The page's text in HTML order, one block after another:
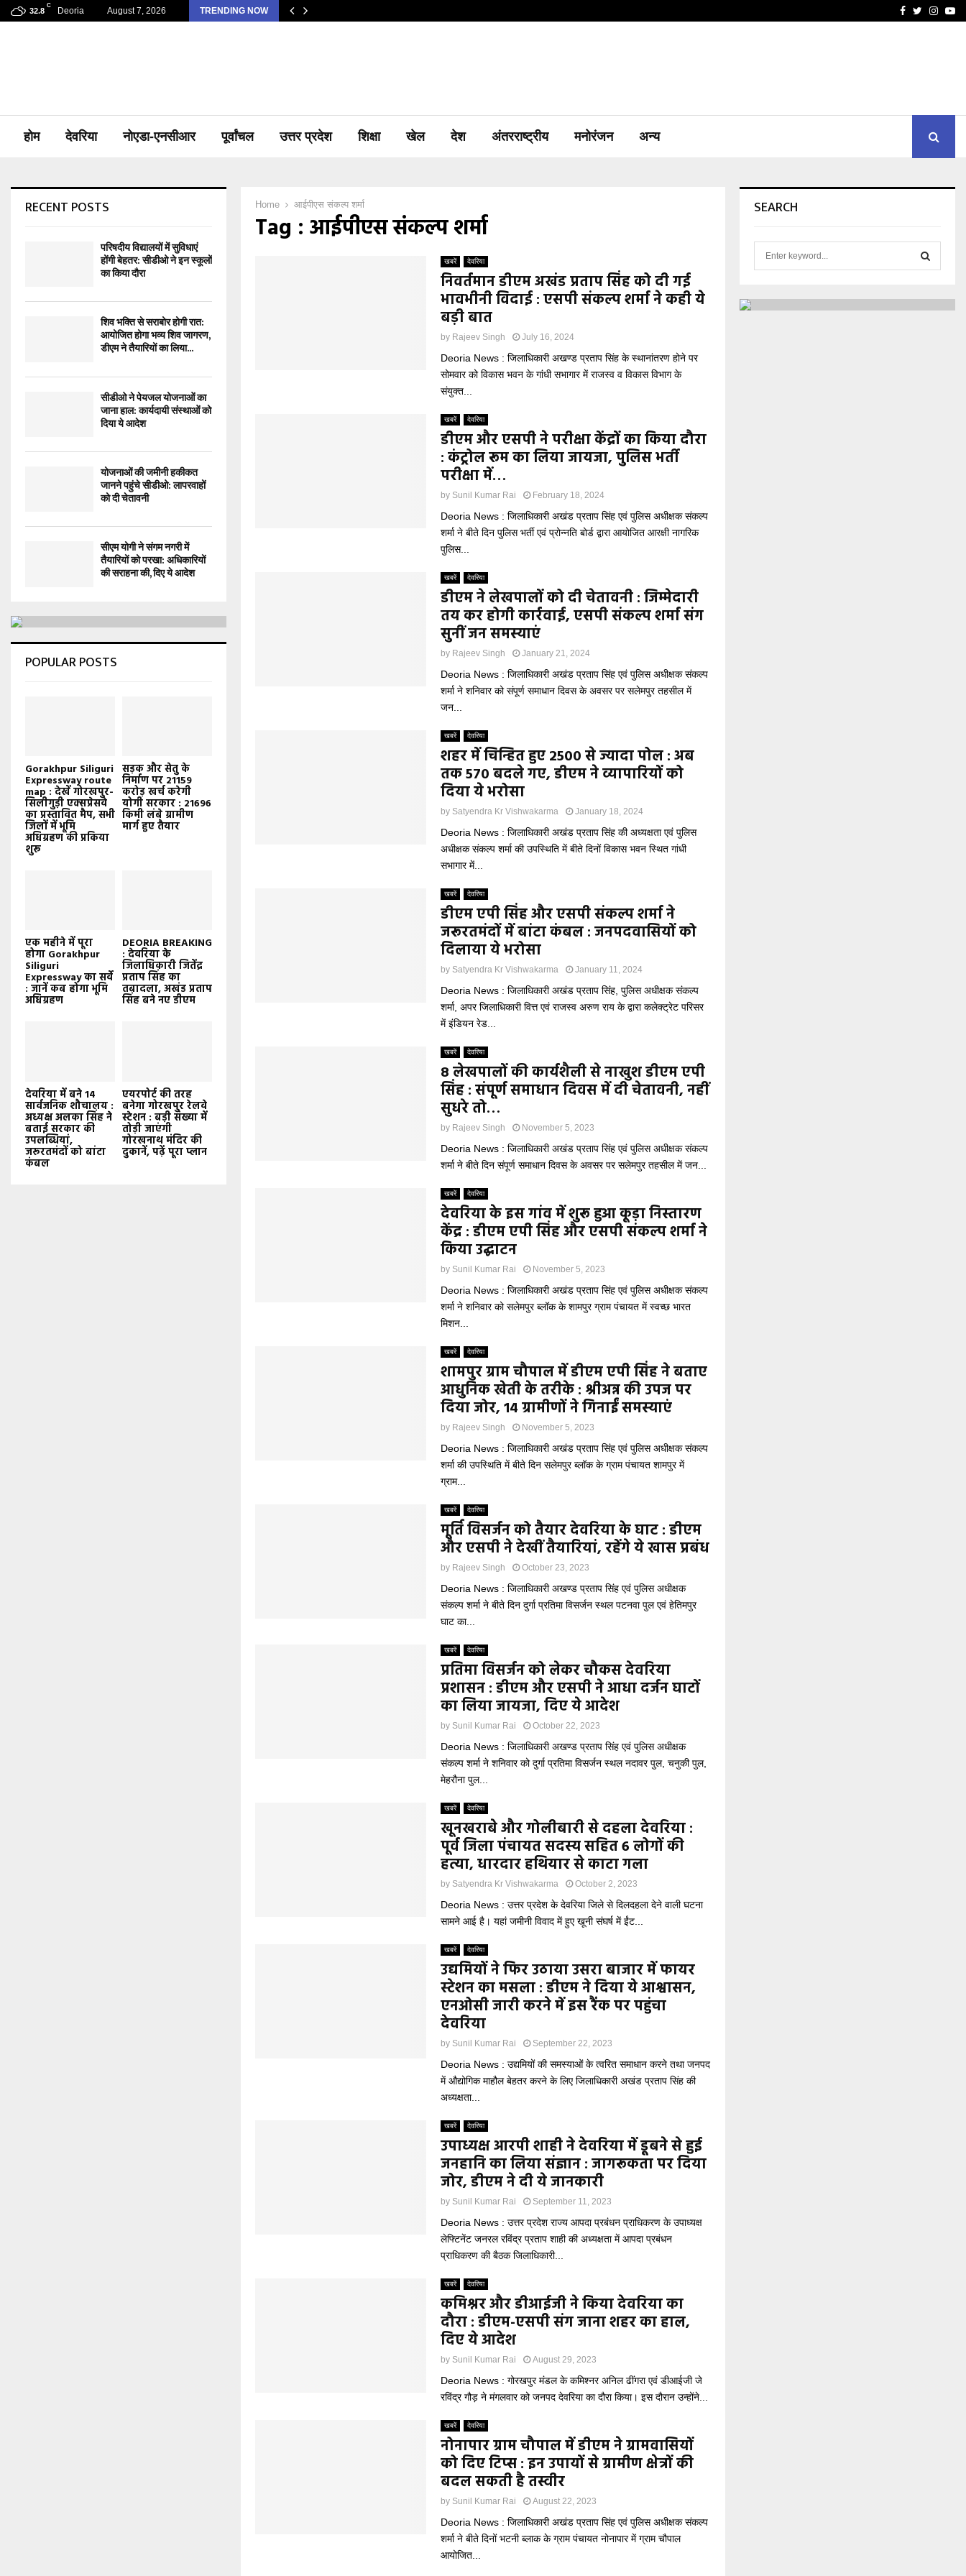
32.8
C
Deoria August 7, 2026 TRENDING NOW Facebook
Twitter
होम देवरिया नोएडा-एनसीआर पूर्वांचल उत्तर प्रदेश शिक्षा खेल देश अंतरराष्ट्रीय मनोरंजन अन्य
Home आईपीएस संकल्प शर्मा
Tag : आईपीएस संकल्प शर्मा
खबरें देवरिया
निवर्तमान डीएम अखंड प्रताप सिंह को दी गई
भावभीनी विदाई : एसपी संकल्प शर्मा ने कही ये
बड़ी बात
by Rajeev Singh July 16, 2024
Deoria News : जिलाधिकारी अखण्ड प्रताप सिंह के स्थानांतरण होने पर
सोमवार को विकास भवन के गांधी सभागार में राजस्व व विकास विभाग के
संयुक्त...
खबरें देवरिया
डीएम और एसपी ने परीक्षा केंद्रों का किया दौरा
: कंट्रोल रूम का लिया जायजा, पुलिस भर्ती
परीक्षा में…
by Sunil Kumar Rai February 18, 2024
Deoria News : जिलाधिकारी अखंड प्रताप सिंह एवं पुलिस अधीक्षक संकल्प
शर्मा ने बीते दिन पुलिस भर्ती एवं प्रोन्नति बोर्ड द्वारा आयोजित आरक्षी नागरिक
पुलिस...
खबरें देवरिया
डीएम ने लेखपालों को दी चेतावनी : जिम्मेदारी
तय कर होगी कार्रवाई, एसपी संकल्प शर्मा संग
सुनीं जन समस्याएं
by Rajeev Singh January 21, 2024
Deoria News : जिलाधिकारी अखंड प्रताप सिंह एवं पुलिस अधीक्षक संकल्प
शर्मा ने शनिवार को संपूर्ण समाधान दिवस के अवसर पर सलेमपुर तहसील में
जन...
खबरें देवरिया
शहर में चिन्हित हुए 2500 से ज्यादा पोल : अब
तक 570 बदले गए, डीएम ने व्यापारियों को
दिया ये भरोसा
by Satyendra Kr Vishwakarma January 18, 2024
Deoria News : जिलाधिकारी अखंड प्रताप सिंह की अध्यक्षता एवं पुलिस
अधीक्षक संकल्प शर्मा की उपस्थिति में बीते दिनों विकास भवन स्थित गांधी
सभागार में...
खबरें देवरिया
डीएम एपी सिंह और एसपी संकल्प शर्मा ने
जरूरतमंदों में बांटा कंबल : जनपदवासियों को
दिलाया ये भरोसा
by Satyendra Kr Vishwakarma January 11, 2024
Deoria News : जिलाधिकारी अखंड प्रताप सिंह, पुलिस अधीक्षक संकल्प
शर्मा, अपर जिलाधिकारी वित्त एवं राजस्व अरुण राय के द्वारा कलेक्ट्रेट परिसर
में इंडियन रेड...
खबरें देवरिया
8 लेखपालों की कार्यशैली से नाखुश डीएम एपी
सिंह : संपूर्ण समाधान दिवस में दी चेतावनी, नहीं
सुधरे तो…
by Rajeev Singh November 5, 2023
Deoria News : जिलाधिकारी अखंड प्रताप सिंह एवं पुलिस अधीक्षक संकल्प
शर्मा ने बीते दिन संपूर्ण समाधान दिवस के अवसर पर सलेमपुर तहसील में जन...
खबरें देवरिया
देवरिया के इस गांव में शुरू हुआ कूड़ा निस्तारण
केंद्र : डीएम एपी सिंह और एसपी संकल्प शर्मा ने
किया उद्घाटन
by Sunil Kumar Rai November 5, 2023
Deoria News : जिलाधिकारी अखंड प्रताप सिंह एवं पुलिस अधीक्षक संकल्प
शर्मा ने शनिवार को सलेमपुर ब्लॉक के शामपुर ग्राम पंचायत में स्वच्छ भारत
मिशन...
खबरें देवरिया
शामपुर ग्राम चौपाल में डीएम एपी सिंह ने बताए
आधुनिक खेती के तरीके : श्रीअन्न की उपज पर
दिया जोर, 14 ग्रामीणों ने गिनाईं समस्याएं
by Rajeev Singh November 5, 2023
Deoria News : जिलाधिकारी अखंड प्रताप सिंह एवं पुलिस अधीक्षक संकल्प
शर्मा की उपस्थिति में बीते दिन सलेमपुर ब्लॉक के ग्राम पंचायत शामपुर में
ग्राम...
खबरें देवरिया
मूर्ति विसर्जन को तैयार देवरिया के घाट : डीएम
और एसपी ने देखीं तैयारियां, रहेंगे ये खास प्रबंध
by Rajeev Singh October 23, 2023
Deoria News : जिलाधिकारी अखण्ड प्रताप सिंह एवं पुलिस अधीक्षक
संकल्प शर्मा ने बीते दिन दुर्गा प्रतिमा विसर्जन स्थल पटनवा पुल एवं हेतिमपुर
घाट का...
खबरें देवरिया
प्रतिमा विसर्जन को लेकर चौकस देवरिया
प्रशासन : डीएम और एसपी ने आधा दर्जन घाटों
का लिया जायजा, दिए ये आदेश
by Sunil Kumar Rai October 22, 2023
Deoria News : जिलाधिकारी अखण्ड प्रताप सिंह एवं पुलिस अधीक्षक
संकल्प शर्मा ने शनिवार को दुर्गा प्रतिमा विसर्जन स्थल नदावर पुल, चनुकी पुल,
मेहरौना पुल...
खबरें देवरिया
खूनखराबे और गोलीबारी से दहला देवरिया :
पूर्व जिला पंचायत सदस्य सहित 6 लोगों की
हत्या, धारदार हथियार से काटा गला
by Satyendra Kr Vishwakarma October 2, 2023
Deoria News : उत्तर प्रदेश के देवरिया जिले से दिलदहला देने वाली घटना
सामने आई है। यहां जमीनी विवाद में हुए खूनी संघर्ष में ईंट...
खबरें देवरिया
उद्यमियों ने फिर उठाया उसरा बाजार में फायर
स्टेशन का मसला : डीएम ने दिया ये आश्वासन,
एनओसी जारी करने में इस रैंक पर पहुंचा
देवरिया
by Sunil Kumar Rai September 22, 2023
Deoria News : उद्यमियों की समस्याओं के त्वरित समाधान करने तथा जनपद
में औद्योगिक माहौल बेहतर करने के लिए जिलाधिकारी अखंड प्रताप सिंह की
अध्यक्षता...
खबरें देवरिया
उपाध्यक्ष आरपी शाही ने देवरिया में डूबने से हुई
जनहानि का लिया संज्ञान : जागरूकता पर दिया
जोर, डीएम ने दी ये जानकारी
by Sunil Kumar Rai September 11, 2023
Deoria News : उत्तर प्रदेश राज्य आपदा प्रबंधन प्राधिकरण के उपाध्यक्ष
लेफ्टिनेंट जनरल रविंद्र प्रताप शाही की अध्यक्षता में आपदा प्रबंधन
प्राधिकरण की बैठक जिलाधिकारी...
खबरें देवरिया
कमिश्नर और डीआईजी ने किया देवरिया का
दौरा : डीएम-एसपी संग जाना शहर का हाल,
दिए ये आदेश
by Sunil Kumar Rai August 29, 2023
Deoria News : गोरखपुर मंडल के कमिश्नर अनिल ढींगरा एवं डीआईजी जे
रविंद्र गौड़ ने मंगलवार को जनपद देवरिया का दौरा किया। इस दौरान उन्होंने...
खबरें देवरिया
नोनापार ग्राम चौपाल में डीएम ने ग्रामवासियों
को दिए टिप्स : इन उपायों से ग्रामीण क्षेत्रों की
बदल सकती है तस्वीर
by Sunil Kumar Rai August 22, 2023
Deoria News : जिलाधिकारी अखंड प्रताप सिंह एवं पुलिस अधीक्षक संकल्प
शर्मा ने बीते दिनों भटनी ब्लाक के ग्राम पंचायत नोनापार में ग्राम चौपाल
आयोजित...
RECENT POSTS
परिषदीय विद्यालयों में सुविधाएं
होंगी बेहतर: सीडीओ ने इन स्कूलों
का किया दौरा
शिव भक्ति से सराबोर होगी रात:
आयोजित होगा भव्य शिव जागरण,
डीएम ने तैयारियों का लिया...
सीडीओ ने पेयजल योजनाओं का
जाना हाल: कार्यदायी संस्थाओं को
दिया ये आदेश
योजनाओं की जमीनी हकीकत
जानने पहुंचे सीडीओ: लापरवाहों
को दी चेतावनी
सीएम योगी ने संगम नगरी में
तैयारियों को परखा: अधिकारियों
की सराहना की, दिए ये आदेश
POPULAR POSTS
Gorakhpur Siliguri
Expressway route
map : देखें गोरखपुर-
सिलीगुड़ी एक्सप्रेसवे
का प्रस्तावित मैप, सभी
जिलों में भूमि
अधिग्रहण की प्रकिया
शुरू
सड़क और सेतु के
निर्माण पर 21159
करोड़ खर्च करेगी
योगी सरकार : 21696
किमी लंबे ग्रामीण
मार्ग हुए तैयार
एक महीने में पूरा
होगा Gorakhpur
Siliguri
Expressway का सर्वे
: जानें कब होगा भूमि
अधिग्रहण
DEORIA BREAKING
: देवरिया के
जिलाधिकारी जितेंद्र
प्रताप सिंह का
तबादला, अखंड प्रताप
सिंह बने नए डीएम
देवरिया में बने 14
सार्वजनिक शौचालय :
अध्यक्ष अलका सिंह ने
बताई सरकार की
उपलब्धियां,
जरूरतमंदों को बांटा
कंबल
एयरपोर्ट की तरह
बनेगा गोरखपुर रेलवे
स्टेशन : बड़ी संख्या में
तोड़ी जाएंगी
गोरखनाथ मंदिर की
दुकानें, पढ़ें पूरा प्लान
SEARCH
c
E